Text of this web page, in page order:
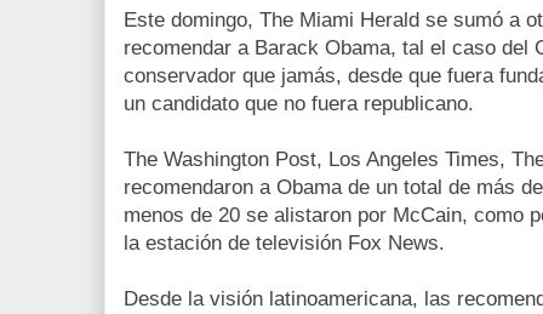
Este domingo, The Miami Herald se sumó a
recomendar a Barack Obama, tal el caso del
conservador que jamás, desde que fuera
un candidato que no fuera republicano.
The Washington Post, Los Angeles Times,
recomendaron a Obama de un total de más
menos de 20 se alistaron por McCain, como
la estación de televisión Fox News.
Desde la visión latinoamericana, las